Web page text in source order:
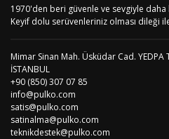
1970'den beri güvenle ve sevgiyle daha
Keyif dolu serüvenleriniz olması dileği
Mimar Sinan Mah. Üsküdar Cad.
İSTANBUL
+90 (850) 307 07 85
info@pulko.com
satis@pulko.com
satinalma@pulko.com
teknikdestek@pulko.com